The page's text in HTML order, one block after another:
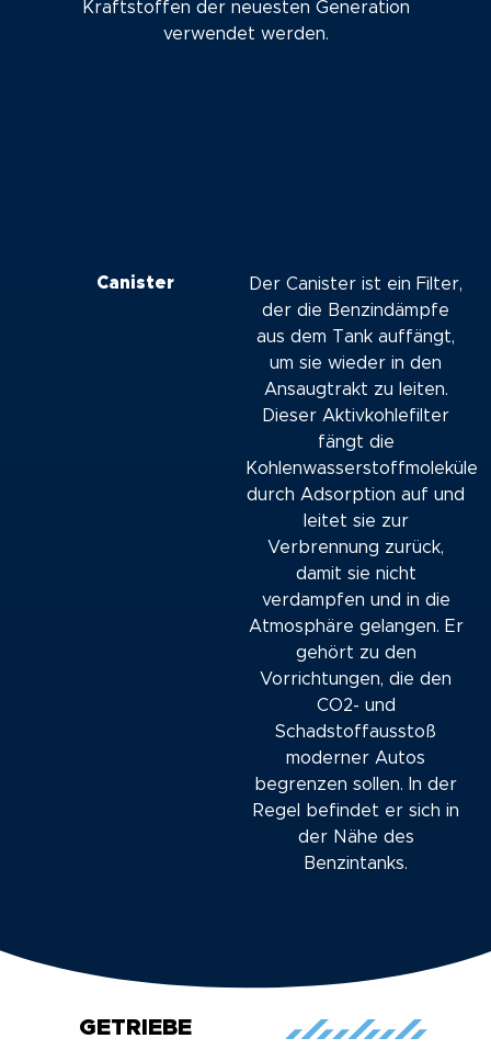
Kraftstoffen der neuesten Generation
verwendet werden.
Canister
Der Canister ist ein Filter,
der die Benzindämpfe
aus dem Tank auffängt,
um sie wieder in den
Ansaugtrakt zu leiten.
Dieser Aktivkohlefilter
fängt die
Kohlenwasserstoffmoleküle
durch Adsorption auf und
leitet sie zur
Verbrennung zurück,
damit sie nicht
verdampfen und in die
Atmosphäre gelangen. Er
gehört zu den
Vorrichtungen, die den
CO2- und
Schadstoffausstoß
moderner Autos
begrenzen sollen. In der
Regel befindet er sich in
der Nähe des
Benzintanks.
GETRIEBE